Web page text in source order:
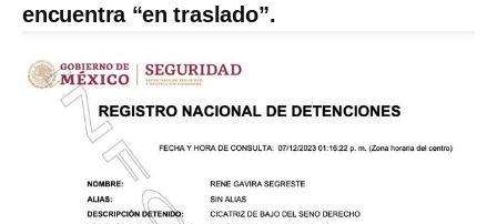
encuentra “en traslado”.